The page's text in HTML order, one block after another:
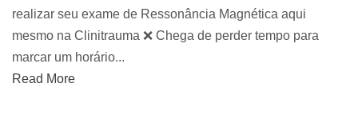
realizar seu exame de Ressonância Magnética aqui
mesmo na Clinitrauma ❌ Chega de perder tempo para
marcar um horário...
Read More